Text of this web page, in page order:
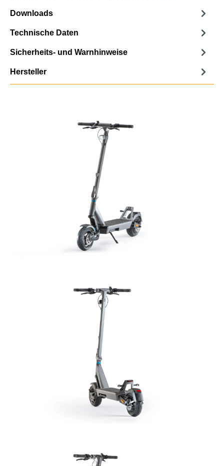
Downloads
Technische Daten
Sicherheits- und Warnhinweise
Hersteller